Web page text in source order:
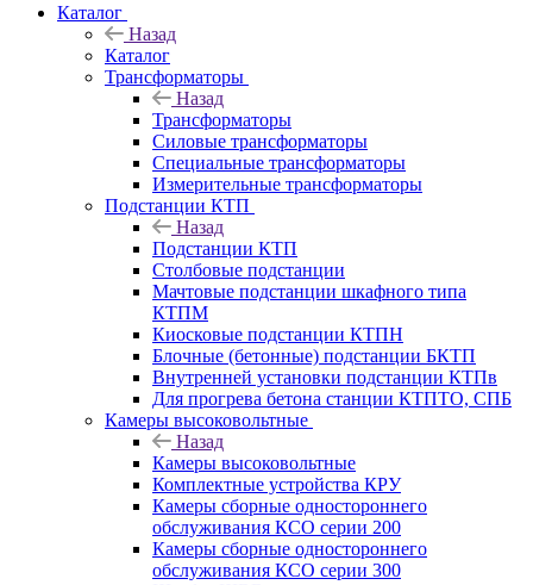
Каталог
Назад
Каталог
Трансформаторы
Назад
Трансформаторы
Силовые трансформаторы
Специальные трансформаторы
Измерительные трансформаторы
Подстанции КТП
Назад
Подстанции КТП
Столбовые подстанции
Мачтовые подстанции шкафного типа
КТПМ
Киосковые подстанции КТПН
Блочные (бетонные) подстанции БКТП
Внутренней установки подстанции КТПв
Для прогрева бетона станции КТПТО, СПБ
Камеры высоковольтные
Назад
Камеры высоковольтные
Комплектные устройства КРУ
Камеры сборные одностороннего
обслуживания КСО серии 200
Камеры сборные одностороннего
обслуживания КСО серии 300